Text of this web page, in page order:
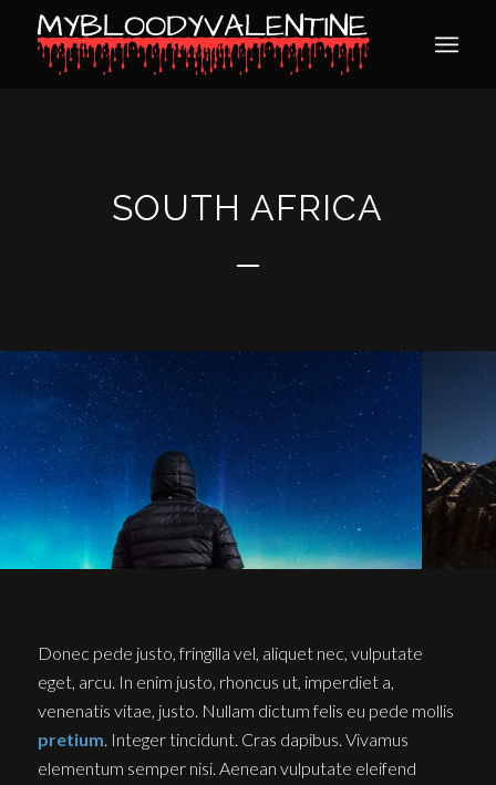
SOUTH AFRICA
Donec pede justo, fringilla vel, aliquet nec, vulputate
eget, arcu. In enim justo, rhoncus ut, imperdiet a,
venenatis vitae, justo. Nullam dictum felis eu pede mollis
pretium. Integer tincidunt. Cras dapibus. Vivamus
elementum semper nisi. Aenean vulputate eleifend